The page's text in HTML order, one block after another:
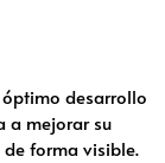
desarrollo
a mejorar su
forma visible.